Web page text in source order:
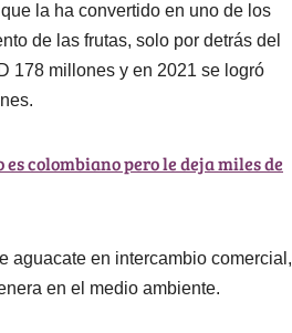
la ha convertido en uno de los
de las frutas, solo por detrás del
178 millones y en 2021 se logró
colombiano pero le deja miles de
aguacate en intercambio comercial,
en el medio ambiente.